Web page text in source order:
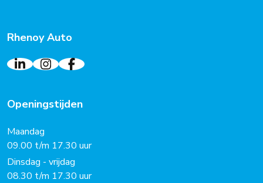
Rhenoy Auto
Openingstijden
Maandag
09.00 t/m 17.30 uur
Dinsdag - vrijdag
08.30 t/m 17.30 uur